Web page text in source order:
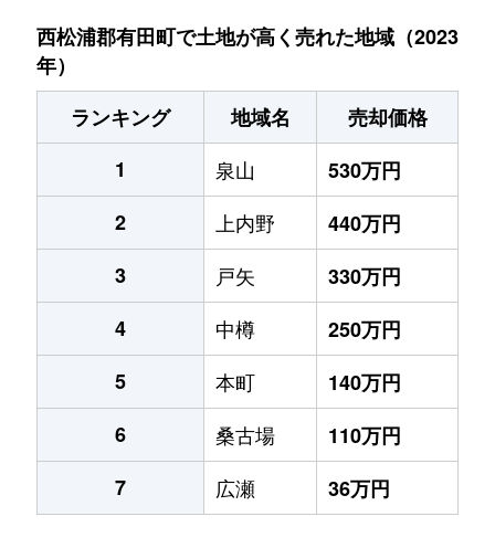
西松浦郡有田町で土地が高く売れた地域（2023
年）
ランキング
地域名
売却価格
1
泉山
530万円
2
上内野
440万円
3
戸矢
330万円
4
中樽
250万円
5
本町
140万円
6
桑古場
110万円
7
広瀬 36万円